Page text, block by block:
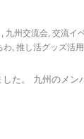
, 九州交流会, 交流イ
わ, 推し活グッズ活用
た。 九州のメ